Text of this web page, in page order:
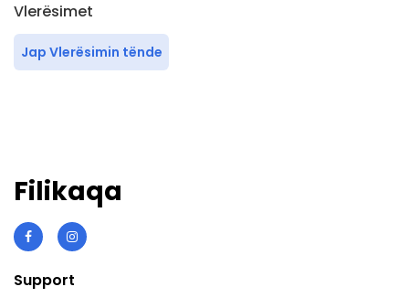
Vlerësimet
Jap Vlerësimin tënde
Filikaqa
Support